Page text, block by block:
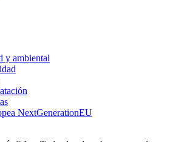
y ambiental
NextGenerationEU